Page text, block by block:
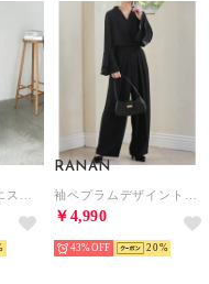
RANAN
￥4,990
43% 20